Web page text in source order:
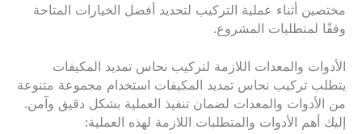
مختصين أثناء عملية التركيب لتحديد أفضل الخيارات المتاحة
وفقًا لمتطلبات المشروع.
الأدوات والمعدات اللازمة لتركيب نحاس تمديد المكيفات
يتطلب تركيب نحاس تمديد المكيفات استخدام مجموعة متنوعة
من الأدوات والمعدات لضمان تنفيذ العملية بشكل دقيق وآمن.
إليك أهم الأدوات والمتطلبات اللازمة لهذه العملية: